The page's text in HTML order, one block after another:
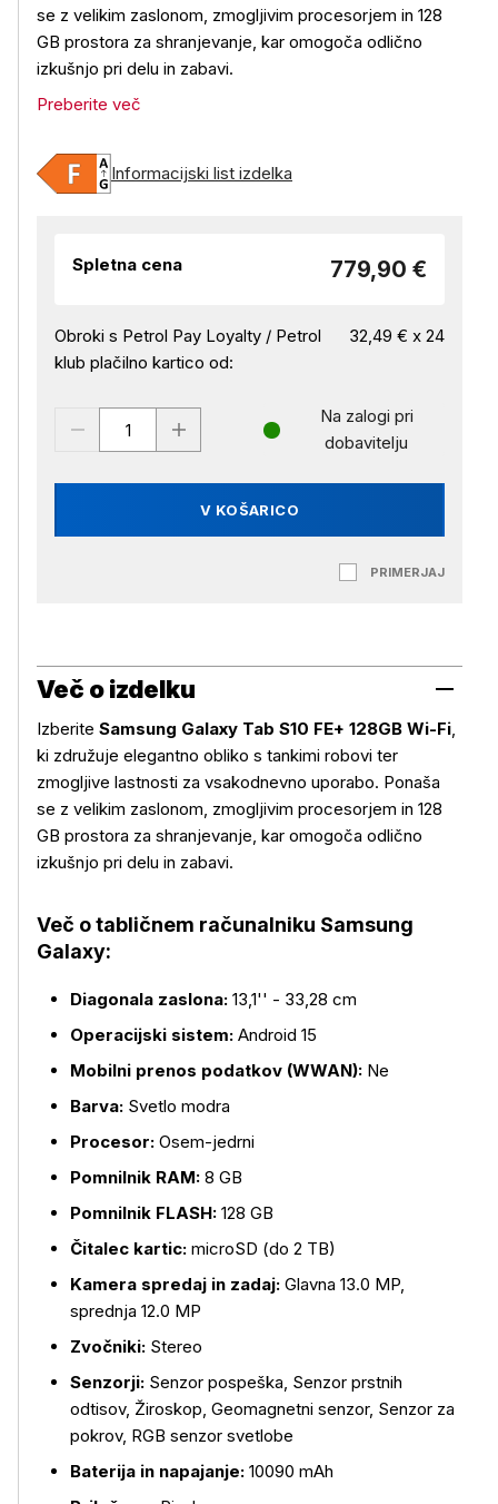
se z velikim zaslonom, zmogljivim procesorjem in 128
GB prostora za shranjevanje, kar omogoča odlično
izkušnjo pri delu in zabavi.
Preberite več
Informacijski list izdelka
Spletna cena 779,90 €
Obroki s Petrol Pay Loyalty / Petrol
klub plačilno kartico od:
32,49 € x 24
V KOŠARICO
Na zalogi pri
dobavitelju
PRIMERJAJ
Več o izdelku
Več o izdelku
Izberite Samsung Galaxy Tab S10 FE+ 128GB Wi-Fi,
ki združuje elegantno obliko s tankimi robovi ter
zmogljive lastnosti za vsakodnevno uporabo. Ponaša
se z velikim zaslonom, zmogljivim procesorjem in 128
GB prostora za shranjevanje, kar omogoča odlično
izkušnjo pri delu in zabavi.
Več o tabličnem računalniku Samsung
Galaxy:
Diagonala zaslona: 13,1'' - 33,28 cm
Operacijski sistem: Android 15
Mobilni prenos podatkov (WWAN): Ne
Barva: Svetlo modra
Procesor: Osem-jedrni
Pomnilnik RAM: 8 GB
Pomnilnik FLASH: 128 GB
Čitalec kartic: microSD (do 2 TB)
Kamera spredaj in zadaj: Glavna 13.0 MP,
sprednja 12.0 MP
Zvočniki: Stereo
Senzorji: Senzor pospeška, Senzor prstnih
odtisov, Žiroskop, Geomagnetni senzor, Senzor za
pokrov, RGB senzor svetlobe
Baterija in napajanje: 10090 mAh